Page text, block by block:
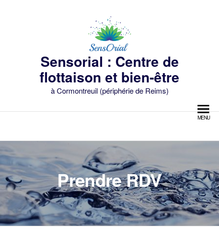
Sensorial : Centre de
flottaison et bien-être
à Cormontreuil (périphérie de Reims)
MENU
Prendre RDV